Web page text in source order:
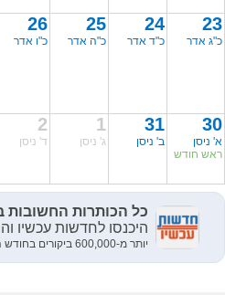
23
כ"ג אדר
24
כ"ד אדר
25
כ"ה אדר
26
כ"ו אדר
30
א' ניסן
ראש חודש
31
ב' ניסן
1
ג' ניסן
2
ד' ניסן